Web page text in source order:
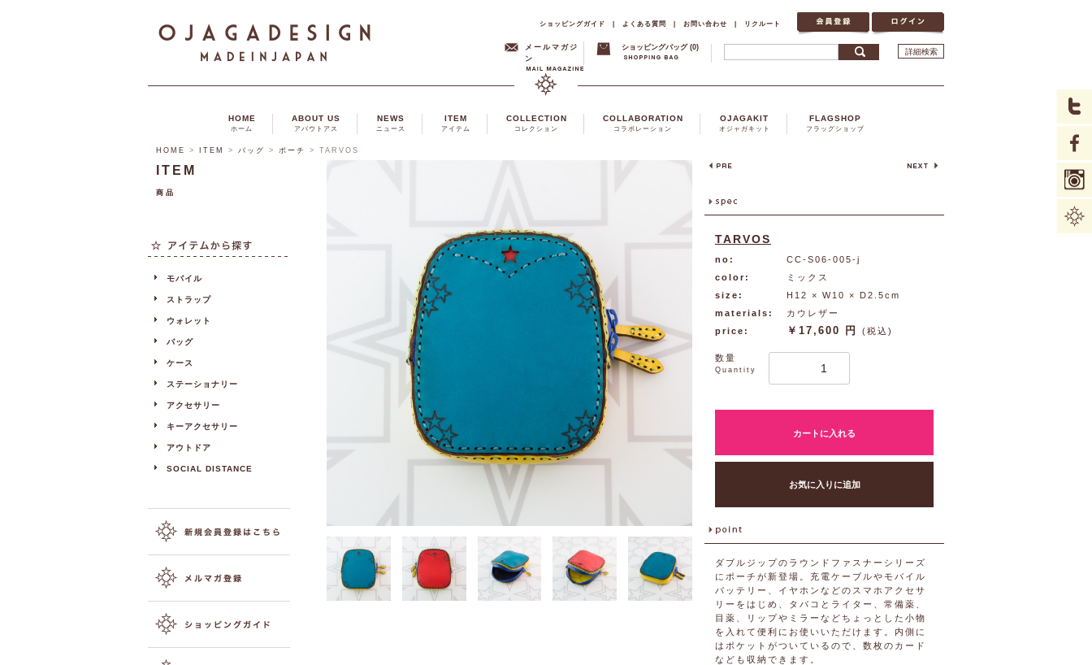
ショッピングガイド | よくある質問 | お問い合わせ | リクルート
メールマガジ
ン
ショッピングバッグ (0) 詳細検索
HOME
ホーム
ABOUT US
アバウトアス
NEWS
ニュース
ITEM
アイテム
COLLECTION
コレクション
COLLABORATION
コラボレーション
OJAGAKIT
オジャガキット
FLAGSHOP
フラッグショップ
HOME > ITEM > バッグ > ポーチ > TARVOS
TARVOS
no:
CC-S06-005-j
color:
ミックス
size:
H12 × W10 × D2.5cm
materials:
カウレザー
price:
￥17,600 円 (税込)
数量
Quantity
カートに入れる
お気に入りに追加
ダブルジップのラウンドファスナーシリーズ
にポーチが新登場。充電ケーブルやモバイル
バッテリー、イヤホンなどのスマホアクセサ
リーをはじめ、タバコとライター、常備薬、
目薬、リップやミラーなどちょっとした小物
を入れて便利にお使いいただけます。内側に
はポケットがついているので、数枚のカード
なども収納できます。
ITEM
商品
モバイル
ストラップ
ウォレット
バッグ
ケース
ステーショナリー
アクセサリー
キーアクセサリー
アウトドア
SOCIAL DISTANCE